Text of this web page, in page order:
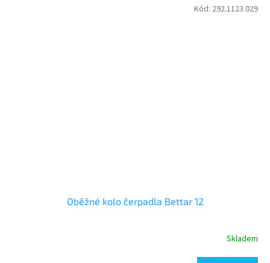
Oběžné kolo čerpadla Bettar 12
Skladem
Kód: 292.1123.029